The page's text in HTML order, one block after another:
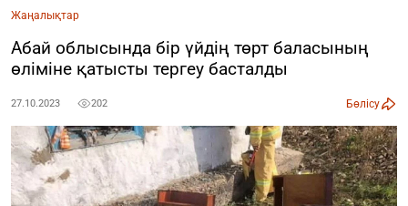
Жаңалықтар
Абай облысында бір үйдің төрт баласының
өліміне қатысты тергеу басталды
27.10.2023 202 Бөлісу